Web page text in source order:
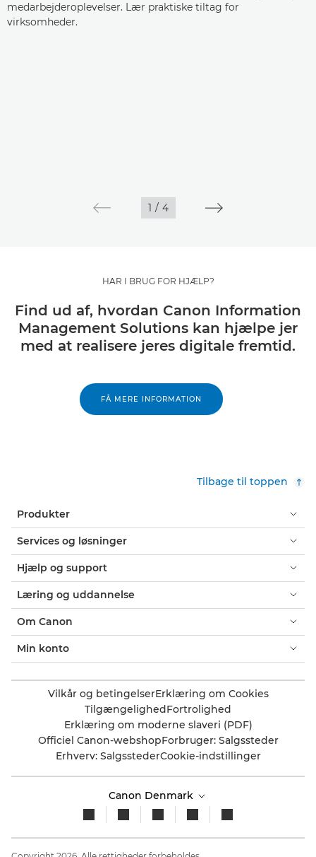
medarbejderoplevelser. Lær praktiske tiltag for
virksomheder.
1 / 4
HAR I BRUG FOR HJÆLP?
Find ud af, hvordan Canon Information
Management Solutions kan hjælpe jer
med at realisere jeres digitale fremtid.
FÅ MERE INFORMATION
Tilbage til toppen
Produkter
Services og løsninger
Hjælp og support
Læring og uddannelse
Om Canon
Min konto
Vilkår og betingelserErklæring om Cookies
TilgængelighedFortrolighed
Erklæring om moderne slaveri (PDF)
Officiel Canon-webshopForbruger: Salgssteder
Erhverv: SalgsstederCookie-indstillinger
Canon Denmark